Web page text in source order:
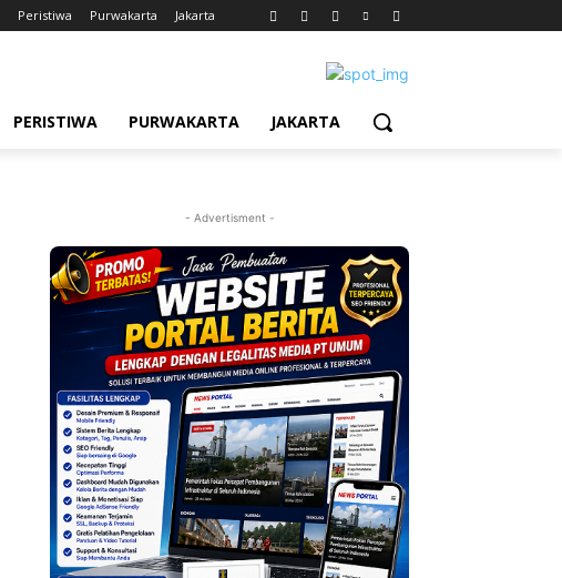
Peristiwa Purwakarta Jakarta
PERISTIWA PURWAKARTA JAKARTA
- Advertisment -